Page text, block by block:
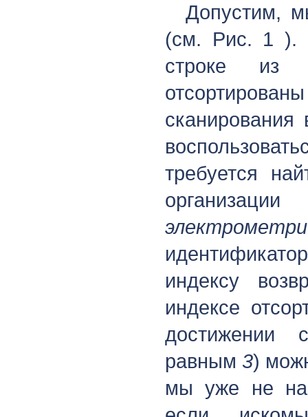
Допустим,
(см. Рис. 1 ).
строке из
требуется
индексу
индексе
достижении
равным 3)
мы уже не